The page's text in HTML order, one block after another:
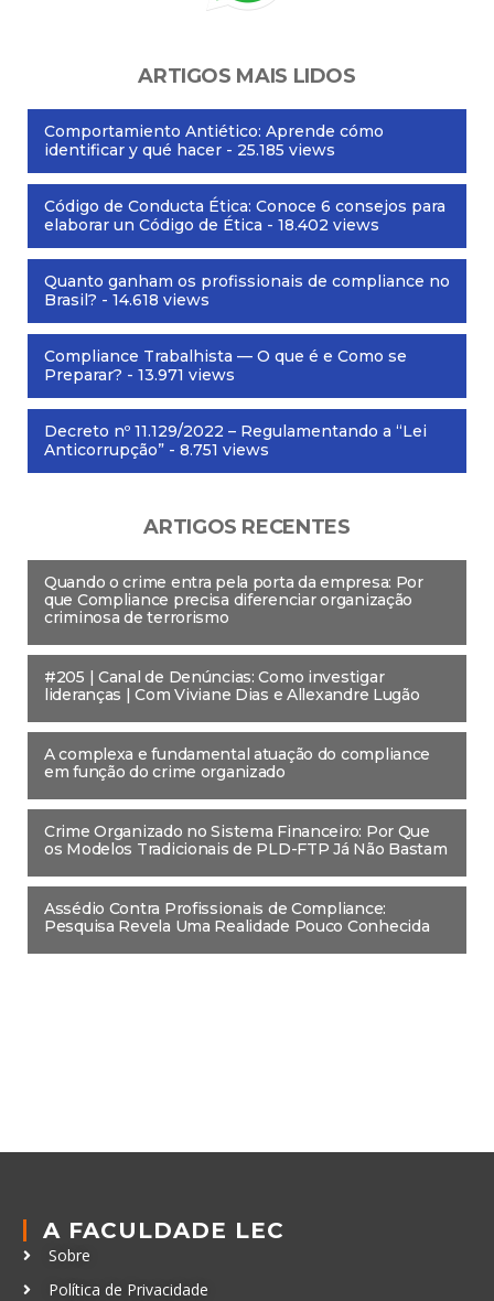
ARTIGOS MAIS LIDOS
Comportamiento Antiético: Aprende cómo
identificar y qué hacer - 25.185 views
Código de Conducta Ética: Conoce 6 consejos para
elaborar un Código de Ética - 18.402 views
Quanto ganham os profissionais de compliance no
Brasil? - 14.618 views
Compliance Trabalhista — O que é e Como se
Preparar? - 13.971 views
Decreto nº 11.129/2022 – Regulamentando a “Lei
Anticorrupção” - 8.751 views
ARTIGOS RECENTES
Quando o crime entra pela porta da empresa: Por
que Compliance precisa diferenciar organização
criminosa de terrorismo
#205 | Canal de Denúncias: Como investigar
lideranças | Com Viviane Dias e Allexandre Lugão
A complexa e fundamental atuação do compliance
em função do crime organizado
Crime Organizado no Sistema Financeiro: Por Que
os Modelos Tradicionais de PLD-FTP Já Não Bastam
Assédio Contra Profissionais de Compliance:
Pesquisa Revela Uma Realidade Pouco Conhecida
A FACULDADE LEC
Sobre
Política de Privacidade